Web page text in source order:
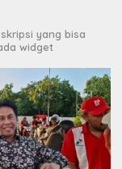
yang bisa
widget